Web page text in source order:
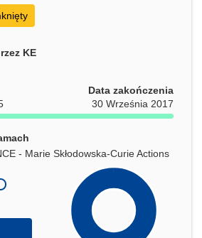
KE
Data zakończenia
30 Września 2017
- Marie Skłodowska-Curie Actions